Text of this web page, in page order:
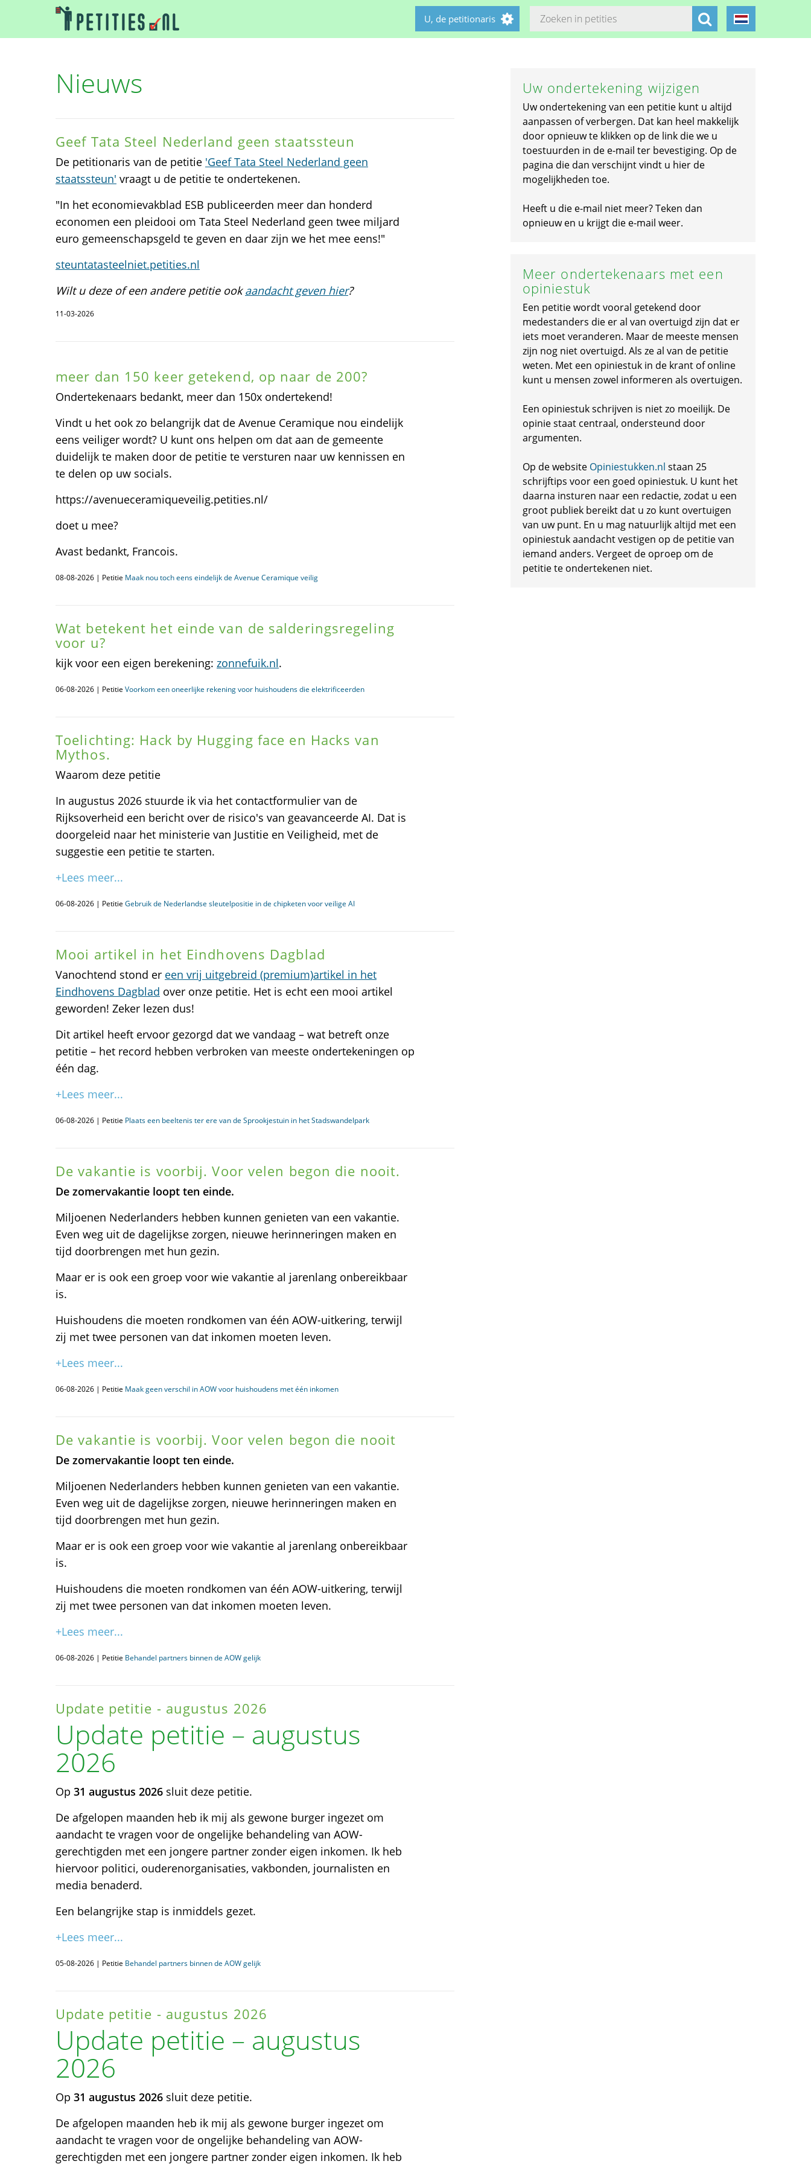
U, de petitionaris
Nieuws
Geef Tata Steel Nederland geen staatssteun
De petitionaris van de petitie 'Geef Tata Steel Nederland geen
staatssteun' vraagt u de petitie te ondertekenen.
"In het economievakblad ESB publiceerden meer dan honderd
economen een pleidooi om Tata Steel Nederland geen twee miljard
euro gemeenschapsgeld te geven en daar zijn we het mee eens!"
steuntatasteelniet.petities.nl
Wilt u deze of een andere petitie ookaandacht geven hier?
11-03-2026
meer dan 150 keer getekend, op naar de 200?
Ondertekenaars bedankt, meer dan 150x ondertekend!
Vindt u het ook zo belangrijk dat de Avenue Ceramique nou eindelijk
eens veiliger wordt? U kunt ons helpen om dat aan de gemeente
duidelijk te maken door de petitie te versturen naar uw kennissen en
te delen op uw socials.
https://avenueceramiqueveilig.petities.nl/
doet u mee?
Avast bedankt, Francois.
08-08-2026 | Petitie Maak nou toch eens eindelijk de Avenue Ceramique veilig
Wat betekent het einde van de salderingsregeling
voor u?
kijk voor een eigen berekening: zonnefuik.nl.
06-08-2026 | Petitie Voorkom een oneerlijke rekening voor huishoudens die elektrificeerden
Toelichting: Hack by Hugging face en Hacks van
Mythos.
Waarom deze petitie
In augustus 2026 stuurde ik via het contactformulier van de
Rijksoverheid een bericht over de risico's van geavanceerde AI. Dat is
doorgeleid naar het ministerie van Justitie en Veiligheid, met de
suggestie een petitie te starten.
+Lees meer...
06-08-2026 | Petitie Gebruik de Nederlandse sleutelpositie in de chipketen voor veilige AI
Mooi artikel in het Eindhovens Dagblad
Vanochtend stond er een vrij uitgebreid (premium)artikel in het
Eindhovens Dagblad over onze petitie. Het is echt een mooi artikel
geworden! Zeker lezen dus!
Dit artikel heeft ervoor gezorgd dat we vandaag – wat betreft onze
petitie – het record hebben verbroken van meeste ondertekeningen op
één dag.
+Lees meer...
06-08-2026 | Petitie Plaats een beeltenis ter ere van de Sprookjestuin in het Stadswandelpark
De vakantie is voorbij. Voor velen begon die nooit.
De zomervakantie loopt ten einde.
Miljoenen Nederlanders hebben kunnen genieten van een vakantie.
Even weg uit de dagelijkse zorgen, nieuwe herinneringen maken en
tijd doorbrengen met hun gezin.
Maar er is ook een groep voor wie vakantie al jarenlang onbereikbaar
is.
Huishoudens die moeten rondkomen van één AOW-uitkering, terwijl
zij met twee personen van dat inkomen moeten leven.
+Lees meer...
06-08-2026 | Petitie Maak geen verschil in AOW voor huishoudens met één inkomen
De vakantie is voorbij. Voor velen begon die nooit
De zomervakantie loopt ten einde.
Miljoenen Nederlanders hebben kunnen genieten van een vakantie.
Even weg uit de dagelijkse zorgen, nieuwe herinneringen maken en
tijd doorbrengen met hun gezin.
Maar er is ook een groep voor wie vakantie al jarenlang onbereikbaar
is.
Huishoudens die moeten rondkomen van één AOW-uitkering, terwijl
zij met twee personen van dat inkomen moeten leven.
+Lees meer...
06-08-2026 | Petitie Behandel partners binnen de AOW gelijk
Update petitie - augustus 2026
Update petitie – augustus
2026
Op 31 augustus 2026 sluit deze petitie.
De afgelopen maanden heb ik mij als gewone burger ingezet om
aandacht te vragen voor de ongelijke behandeling van AOW-
gerechtigden met een jongere partner zonder eigen inkomen. Ik heb
hiervoor politici, ouderenorganisaties, vakbonden, journalisten en
media benaderd.
Een belangrijke stap is inmiddels gezet.
+Lees meer...
05-08-2026 | Petitie Behandel partners binnen de AOW gelijk
Update petitie - augustus 2026
Update petitie – augustus
2026
Op 31 augustus 2026 sluit deze petitie.
De afgelopen maanden heb ik mij als gewone burger ingezet om
aandacht te vragen voor de ongelijke behandeling van AOW-
gerechtigden met een jongere partner zonder eigen inkomen. Ik heb
Uw ondertekening wijzigen
Uw ondertekening van een petitie kunt u altijd
aanpassen of verbergen. Dat kan heel makkelijk
door opnieuw te klikken op de link die we u
toestuurden in de e-mail ter bevestiging. Op de
pagina die dan verschijnt vindt u hier de
mogelijkheden toe.
Heeft u die e-mail niet meer? Teken dan
opnieuw en u krijgt die e-mail weer.
Meer ondertekenaars met een
opiniestuk
Een petitie wordt vooral getekend door
medestanders die er al van overtuigd zijn dat er
iets moet veranderen. Maar de meeste mensen
zijn nog niet overtuigd. Als ze al van de petitie
weten. Met een opiniestuk in de krant of online
kunt u mensen zowel informeren als overtuigen.
Een opiniestuk schrijven is niet zo moeilijk. De
opinie staat centraal, ondersteund door
argumenten.
Op de website Opiniestukken.nl staan 25
schrijftips voor een goed opiniestuk. U kunt het
daarna insturen naar een redactie, zodat u een
groot publiek bereikt dat u zo kunt overtuigen
van uw punt. En u mag natuurlijk altijd met een
opiniestuk aandacht vestigen op de petitie van
iemand anders. Vergeet de oproep om de
petitie te ondertekenen niet.